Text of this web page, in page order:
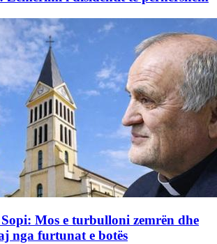
Mos e turbulloni zemrën dhe
nga furtunat e botës